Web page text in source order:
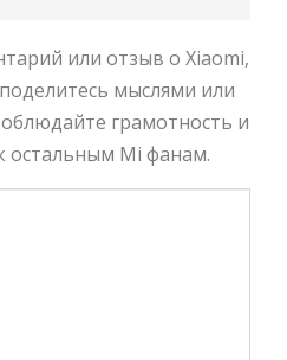
или отзыв о Xiaomi,
мыслями или
грамотность и
остальным Mi фанам.